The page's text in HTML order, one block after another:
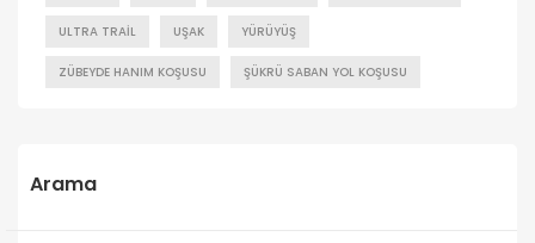
ULTRA TRAIL UŞAK YÜRÜYÜŞ
ZÜBEYDE HANIM KOŞUSU ŞÜKRÜ SABAN YOL KOŞUSU
Arama